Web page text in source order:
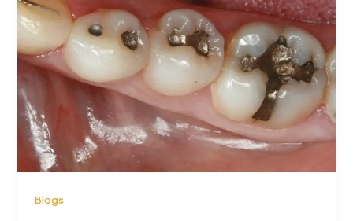
Blogs